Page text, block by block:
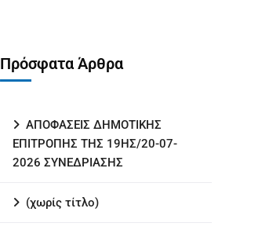
Πρόσφατα Άρθρα
ΑΠΟΦΑΣΕΙΣ ΔΗΜΟΤΙΚΗΣ
ΕΠΙΤΡΟΠΗΣ ΤΗΣ 19ΗΣ/20-07-
2026 ΣΥΝΕΔΡΙΑΣΗΣ
(χωρίς τίτλο)